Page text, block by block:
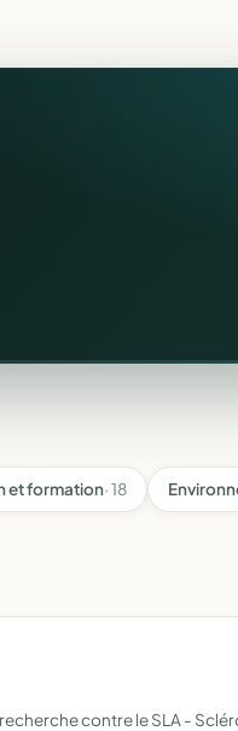
et formation· 18
contre le SLA -